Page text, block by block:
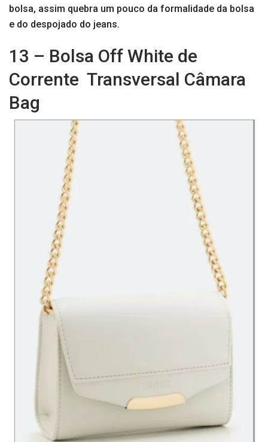
bolsa, assim quebra um pouco da formalidade da bolsa
e do despojado do jeans.
13 – Bolsa Off White de
Corrente Transversal Câmara
Bag